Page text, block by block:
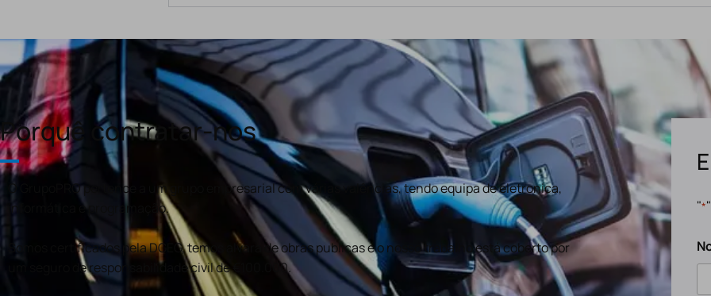
Porquê contratar-nos
O GrupoPRO pertence a um grupo empresarial com várias valências, tendo equipa de eletronica,
informática e programação.
Somos certificados pela DGEG, temos alvará de obras publicas e o nosso trabalho está coberto por
um seguro de responsabilidade civil de €100.000.
"*